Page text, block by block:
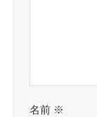
名前 ※